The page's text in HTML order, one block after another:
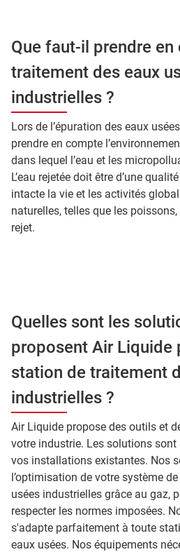
Que faut-il prendre
traitement des eaux
industrielles ?
Lors de l’épuration des eaux
prendre en compte
dans lequel l’eau et les
L’eau rejetée doit être d’une
intacte la vie et les activités
naturelles, telles que les
rejet.
Quelles sont les
proposent Air Liquide
station de traitement
industrielles ?
Air Liquide propose des outils et
votre industrie. Les solutions sont
vos installations existantes. Nos
l’optimisation de votre système
usées industrielles grâce au gaz,
respecter les normes imposées.
s'adapte parfaitement à toute
eaux usées. Nos équipements